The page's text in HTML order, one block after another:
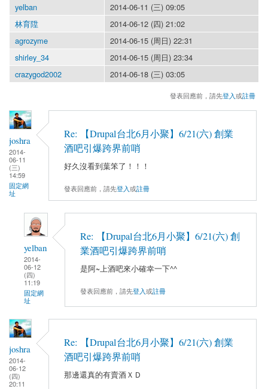
yelban
2014-06-11 (三) 09:05
林育陞
2014-06-12 (四) 21:02
agrozyme
2014-06-15 (周日) 22:31
shirley_34
2014-06-15 (周日) 23:34
crazygod2002
2014-06-18 (三) 03:05
發表回應前，請先登入或註冊
joshra
2014-
06-11
(三)
14:59
固定網
址
Re: 【Drupal台北6月小聚】6/21(六) 創業
酒吧引爆跨界前哨
好久沒看到葉笨了！！！
發表回應前，請先登入或註冊
yelban
2014-
06-12
(四)
11:19
固定網
址
Re: 【Drupal台北6月小聚】6/21(六) 創
業酒吧引爆跨界前哨
是阿~上酒吧來小確幸一下^^
發表回應前，請先登入或註冊
joshra
2014-
06-12
(四)
20:11
Re: 【Drupal台北6月小聚】6/21(六) 創業
酒吧引爆跨界前哨
那邊還真的有賣酒ＸＤ